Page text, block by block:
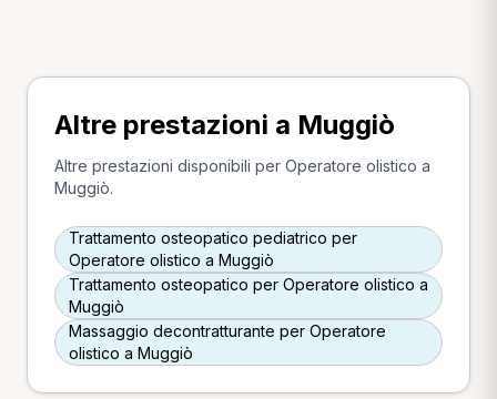
Altre prestazioni a Muggiò
Altre prestazioni disponibili per Operatore olistico a
Muggiò.
Trattamento osteopatico pediatrico per
Operatore olistico a Muggiò
Trattamento osteopatico per Operatore olistico a
Muggiò
Massaggio decontratturante per Operatore
olistico a Muggiò